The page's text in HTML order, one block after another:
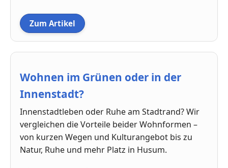
Zum Artikel
Wohnen im Grünen oder in der
Innenstadt?
Innenstadtleben oder Ruhe am Stadtrand? Wir
vergleichen die Vorteile beider Wohnformen –
von kurzen Wegen und Kulturangebot bis zu
Natur, Ruhe und mehr Platz in Husum.